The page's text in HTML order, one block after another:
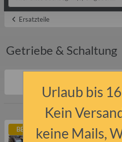
Ersatzteile
Getriebe & Schaltung
BESTSELLER
Urlaub bis
Kein
keine Mails,